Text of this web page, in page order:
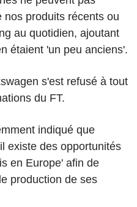
produits récents ou
au quotidien, ajoutant
étaient 'un peu anciens'.
s'est refusé à tout
du FT.
indiqué que
existe des opportunités
en Europe' afin de
production de ses